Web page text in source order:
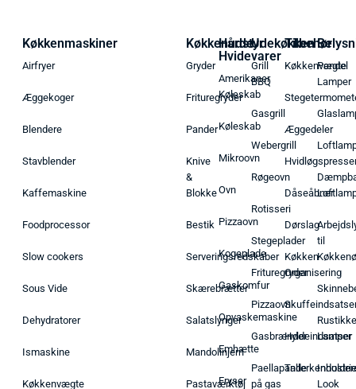
Køkkenmaskiner
Airfryer
Æggekoger
Blendere
Stavblender
Kaffemaskine
Foodprocessor
Slow cookers
Sous Vide
Dehydratorer
Ismaskine
Køkkenvægte
Køkkenudstyr
Gryder
Frituregryder
Pander
Knive
&
Blokke
Bestik
Serveringsredskaber
Skærebrætter
Salatslynger
Mandolinjern
Pastaværktøj
Hårde
Hvidevarer
Amerikaner
Køleskab
Køleskab
Mikroovn
Ovn
Pizzaovn
Kogeplade
Gaskomfur
Opvaskemaskine
Emhætte
Fryser
Udekøkken
Grill
BBQ
Gasgrill
Webergrill
Røgeovn
Rotisseri
Stegeplader
Frituregryder
Pizzaovn
Gasbrænder
Paellapande
på gas
Tilbehør
Køkkenvægte
Æggedeler
Dåseåbner
Dørslag
Køkken
Organisering
Hyldeindsatser
Pendel
Lamper
til
Rustikke
Lamper
Look